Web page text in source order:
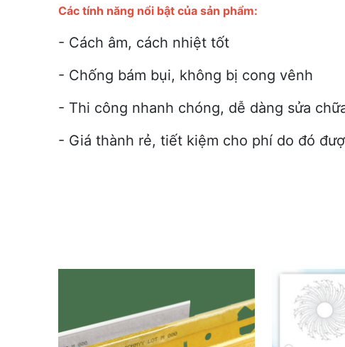
Các tính năng nổi bật của sản phẩm:
- Cách âm, cách nhiệt tốt
- Chống bám bụi, không bị cong vênh
- Thi công nhanh chóng, dễ dàng sửa
- Giá thành rẻ, tiết kiệm cho phí do đó